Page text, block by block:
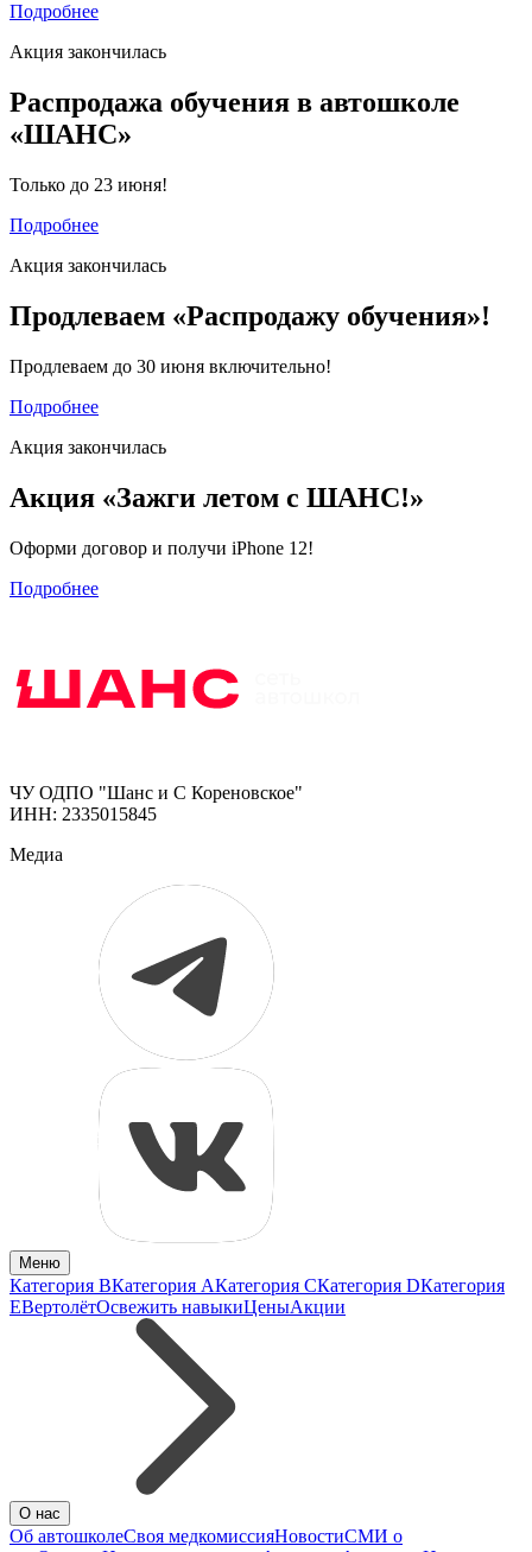
Подробнее
Акция закончилась
Распродажа обучения в автошколе
«ШАНС»
Только до 23 июня!
Подробнее
Акция закончилась
Продлеваем «Распродажу обучения»!
Продлеваем до 30 июня включительно!
Подробнее
Акция закончилась
Акция «Зажги летом с ШАНС!»
Оформи договор и получи iPhone 12!
Подробнее
ЧУ ОДПО "Шанс и С Кореновское"
ИНН: 2335015845
Медиа
Меню
Категория BКатегория AКатегория CКатегория DКатегория
EВертолётОсвежить навыкиЦеныАкции
О нас
Об автошколеСвоя медкомиссияНовостиСМИ о